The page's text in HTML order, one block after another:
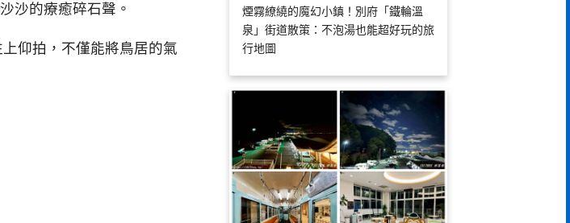
沙的療癒碎石聲。
仰拍，不僅能將鳥居的氣
煙霧繚繞的魔幻小鎮！別府「鐵輪溫
泉」街道散策：不泡湯也能超好玩的旅
行地圖